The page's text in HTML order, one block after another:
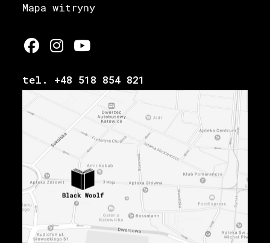
Mapa witryny
tel. +48 518 854 821